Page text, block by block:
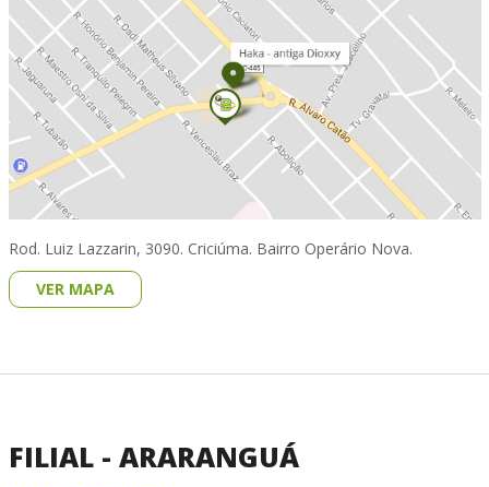
Rod. Luiz Lazzarin, 3090. Criciúma. Bairro Operário Nova.
VER MAPA
FILIAL - ARARANGUÁ